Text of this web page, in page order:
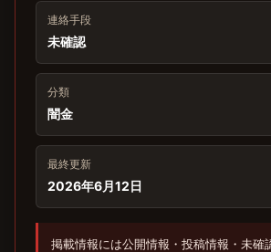
連絡手段
未確認
分類
闇金
最終更新
2026年6月12日
掲載情報には公開情報・投稿情報・未確